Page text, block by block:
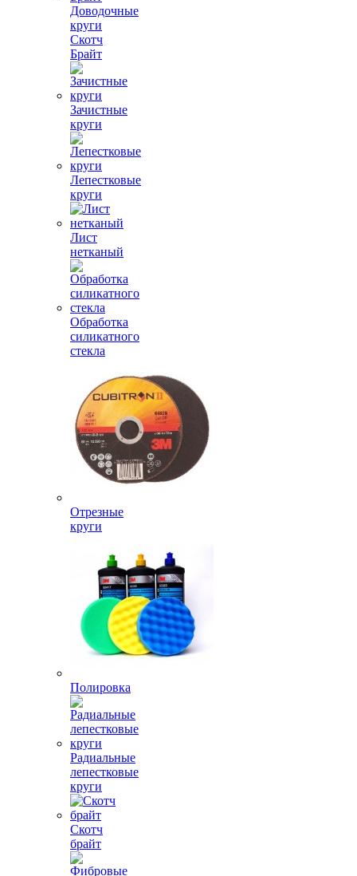
Доводочные
круги
Скотч
Брайт
Зачистные
круги
Лепестковые
круги
Лист
нетканый
Обработка
силикатного
стекла
Отрезные
круги
Полировка
Радиальные
лепестковые
круги
Скотч
брайт